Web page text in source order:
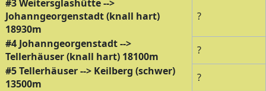
#3 Weitersglashütte -->
Johanngeorgenstadt (knall hart)
18930m
?
#4 Johanngeorgenstadt -->
Tellerhäuser (knall hart) 18100m
?
#5 Tellerhäuser --> Keilberg (schwer)
13500m
?